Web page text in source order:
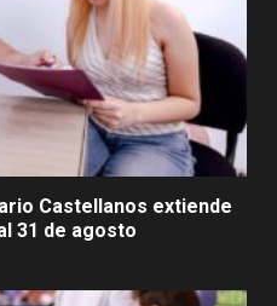
Castellanos extiende
31 de agosto